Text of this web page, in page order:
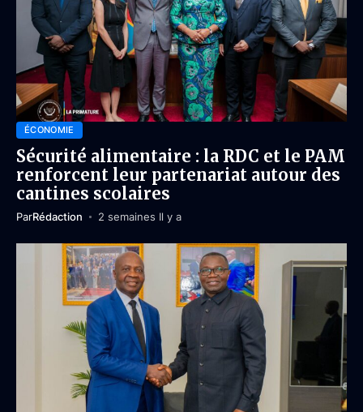
ÉCONOMIE
Sécurité alimentaire : la RDC et le PAM
renforcent leur partenariat autour des
cantines scolaires
ParRédaction 2 semaines Il y a